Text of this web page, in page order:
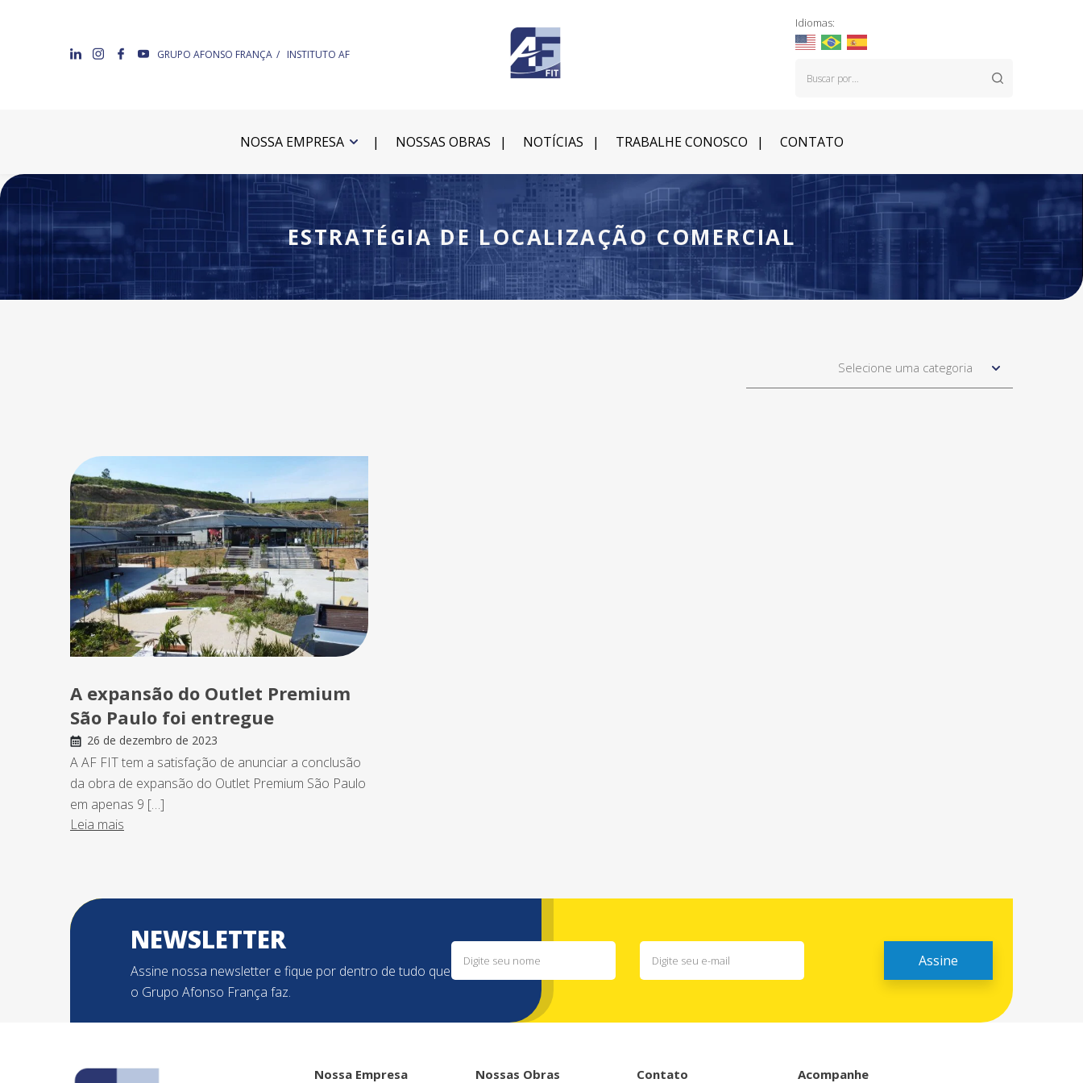
GRUPO AFONSO FRANÇA INSTITUTO AF
Idiomas:
NOSSA EMPRESA NOSSAS OBRAS NOTÍCIAS TRABALHE CONOSCO CONTATO
ESTRATÉGIA DE LOCALIZAÇÃO COMERCIAL
Selecione uma categoria
A expansão do Outlet Premium
São Paulo foi entregue
26 de dezembro de 2023
A AF FIT tem a satisfação de anunciar a conclusão
da obra de expansão do Outlet Premium São Paulo
em apenas 9 […]
Leia mais
NEWSLETTER
Assine nossa newsletter e fique por dentro de tudo que
o Grupo Afonso França faz.
Nossa Empresa Nossas Obras Contato Acompanhe